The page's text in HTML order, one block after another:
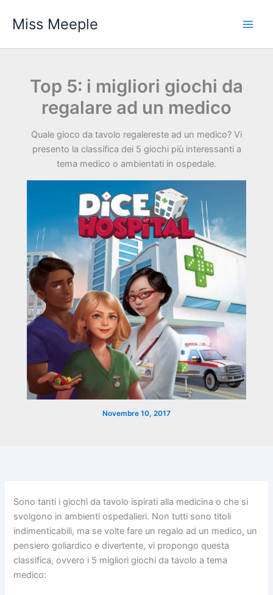
Miss Meeple
Top 5: i migliori giochi da
regalare ad un medico
Quale gioco da tavolo regalereste ad un medico? Vi
presento la classifica dei 5 giochi più interessanti a
tema medico o ambientati in ospedale.
Novembre 10, 2017
Sono tanti i giochi da tavolo ispirati alla medicina o che si
svolgono in ambienti ospedalieri. Non tutti sono titoli
indimenticabili, ma se volte fare un regalo ad un medico, un
pensiero goliardico e divertente, vi propongo questa
classifica, ovvero i 5 migliori giochi da tavolo a tema
medico: